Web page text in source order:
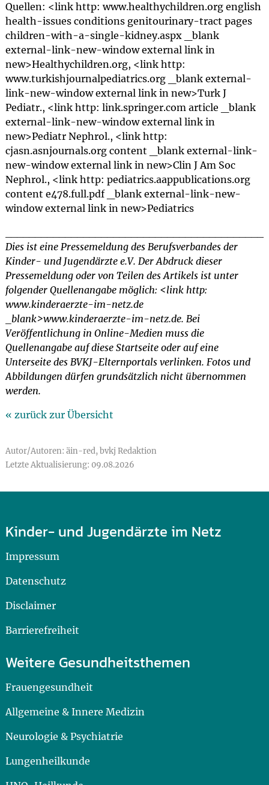
Quellen: <link http: www.healthychildren.org english
health-issues conditions genitourinary-tract pages
children-with-a-single-kidney.aspx _blank
external-link-new-window external link in
new>Healthychildren.org, <link http:
www.turkishjournalpediatrics.org _blank external-
link-new-window external link in new>Turk J
Pediatr., <link http: link.springer.com article _blank
external-link-new-window external link in
new>Pediatr Nephrol., <link http:
cjasn.asnjournals.org content _blank external-link-
new-window external link in new>Clin J Am Soc
Nephrol., <link http: pediatrics.aappublications.org
content e478.full.pdf _blank external-link-new-
window external link in new>Pediatrics
Dies ist eine Pressemeldung des Berufsverbandes der
Kinder- und Jugendärzte e.V. Der Abdruck dieser
Pressemeldung oder von Teilen des Artikels ist unter
folgender Quellenangabe möglich: <link http:
www.kinderaerzte-im-netz.de
_blank>www.kinderaerzte-im-netz.de. Bei
Veröffentlichung in Online-Medien muss die
Quellenangabe auf diese Startseite oder auf eine
Unterseite des BVKJ-Elternportals verlinken. Fotos und
Abbildungen dürfen grundsätzlich nicht übernommen
werden.
« zurück zur Übersicht
Autor/Autoren: äin-red, bvkj Redaktion
Letzte Aktualisierung: 09.08.2026
Kinder- und Jugendärzte im Netz
Impressum
Datenschutz
Disclaimer
Barrierefreiheit
Weitere Gesundheitsthemen
Frauengesundheit
Allgemeine & Innere Medizin
Neurologie & Psychiatrie
Lungenheilkunde